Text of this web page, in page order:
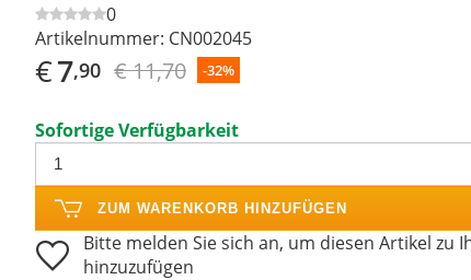
0
Artikelnummer: CN002045
€7,90 € 11,70 -32%
Sofortige Verfügbarkeit
ZUM WARENKORB HINZUFÜGEN
Bitte melden Sie sich an, um diesen Artikel zu
hinzuzufügen